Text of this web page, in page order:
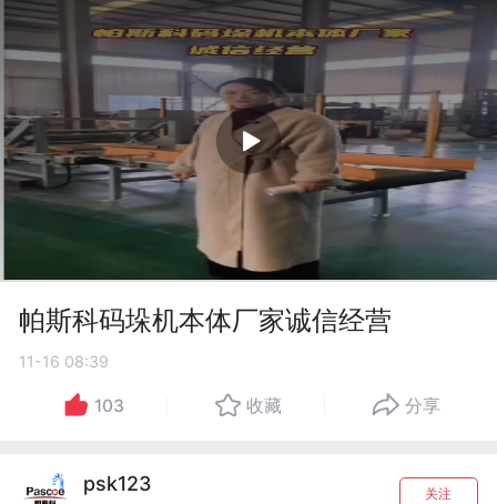
帕斯科码垛机本体厂家诚信经营
11-16 08:39
103 收藏 分享
psk123 关注